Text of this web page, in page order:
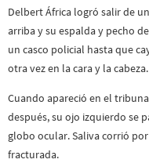
Delbert África logró salir de
arriba y su espalda y pecho
un casco policial hasta que
otra vez en la cara y la cabeza.
Cuando apareció en el
después, su ojo izquierdo se
globo ocular. Saliva corrió
fracturada.